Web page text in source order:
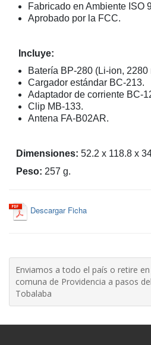
Fabricado en Ambiente ISO
Aprobado por la FCC.
Incluye:
Batería BP-280 (Li-ion, 2280
Cargador estándar BC-213.
Adaptador de corriente BC-
Clip MB-133.
Antena FA-B02AR.
Dimensiones: 52.2 x 118.8 x
Peso: 257 g.
Descargar Ficha
Enviamos a todo el país o retire
comuna de Providencia a pasos
Tobalaba